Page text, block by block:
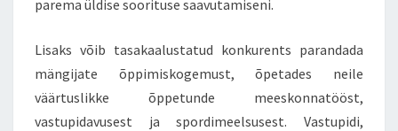
parema üldise soorituse saavutamiseni.
Lisaks võib tasakaalustatud konkurents parandada
mängijate õppimiskogemust, õpetades neile
väärtuslikke õppetunde meeskonnatööst,
vastupidavusest ja spordimeelsusest. Vastupidi,